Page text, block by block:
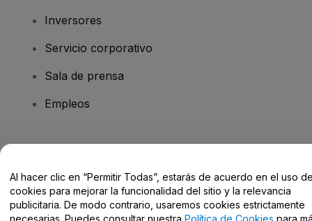
Inversores
Servicio corporativo
Sala de prensa
Empleos
Centro de Ayuda / Contacto
Al hacer clic en “Permitir Todas”, estarás de acuerdo en el uso
cookies para mejorar la funcionalidad del sitio y la relevancia
publicitaria. De modo contrario, usaremos cookies estrictamente
necesarias. Puedes consultar nuestra Política de Cookies para